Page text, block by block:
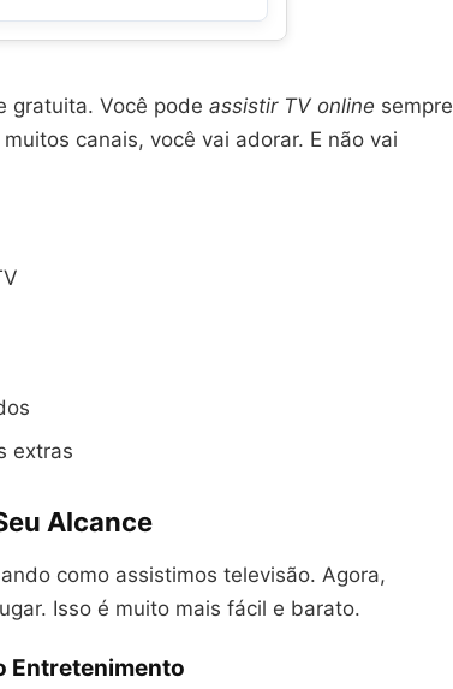
gratuita. Você pode assistir TV online sempre
canais, você vai adorar. E não vai
extras
Alcance
como assistimos televisão. Agora,
Isso é muito mais fácil e barato.
Entretenimento